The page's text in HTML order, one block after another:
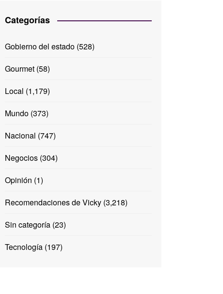
Categorías
Gobierno del estado(528)
Gourmet(58)
Local (1,179)
Mundo(373)
Nacional (747)
Negocios(304)
Opinión (1)
Recomendaciones de Vicky(3,218)
Sin categoría(23)
Tecnología(197)